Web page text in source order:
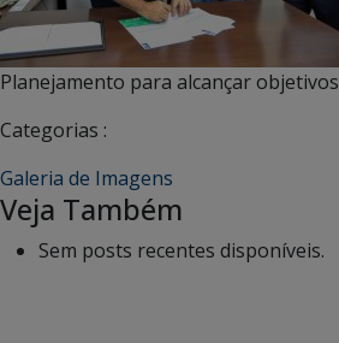
Planejamento para alcançar objetivos
Categorias :
Galeria de Imagens
Veja Também
Sem posts recentes disponíveis.